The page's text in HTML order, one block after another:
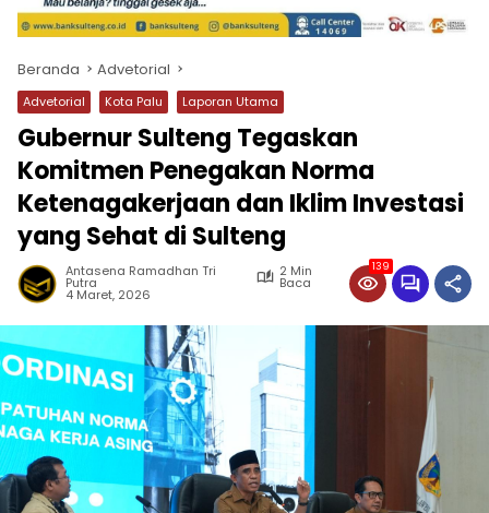
Beranda Advetorial
Advetorial Kota Palu Laporan Utama
Gubernur Sulteng Tegaskan
Komitmen Penegakan Norma
Ketenagakerjaan dan Iklim Investasi
yang Sehat di Sulteng
Antasena Ramadhan Tri
Putra
2 Min
Baca
4 Maret, 2026
139